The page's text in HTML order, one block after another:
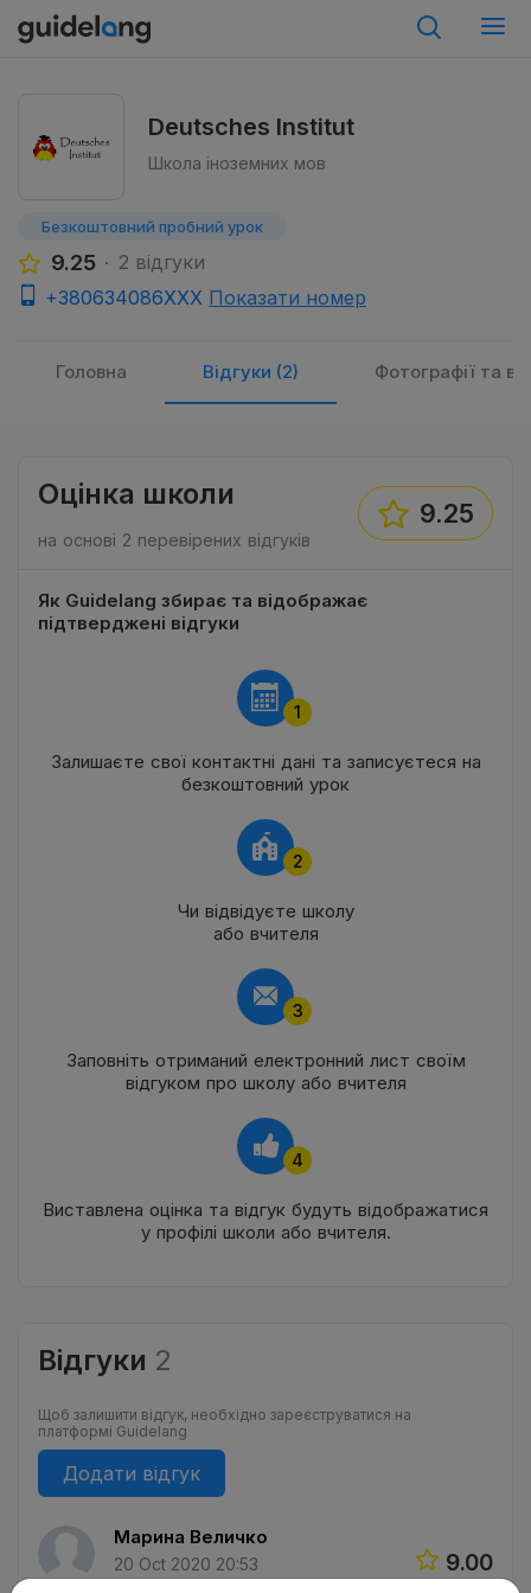
Deutsches Institut
Школа іноземних мов
Безкоштовний пробний урок
9.25
2 відгуки
+380634086XXX Показати номер
Головна Відгуки (2) Фотографії та
Оцінка школи
на основі 2 перевірених відгуків
9.25
Як Guidelang збирає та відображає
підтверджені відгуки
1
Залишаєте свої контактні дані та записуєтеся на
безкоштовний урок
2
Чи відвідуєте школу
або вчителя
3
Заповніть отриманий електронний лист своїм
відгуком про школу або вчителя
4
Виставлена оцінка та відгук будуть відображатися
у профілі школи або вчителя.
Відгуки 2
Щоб залишити відгук, необхідно зареєструватися на
платформі Guidelang
Додати відгук
Марина Величко
9.00
20 Oct 2020 20:53